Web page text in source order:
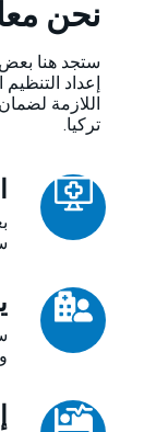
نحن
ستجد هنا
إعداد
اللازمة
تركيا.